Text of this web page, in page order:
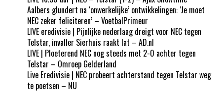
Aalbers glundert na ‘onwerkelijke’ ontwikkelingen: ‘Je moet
NEC zeker feliciteren’ – VoetbalPrimeur
LIVE eredivisie | Pijnlijke nederlaag dreigt voor NEC tegen
Telstar, invaller Sierhuis raakt lat – AD.nl
LIVE | Ploeterend NEC nog steeds met 2-0 achter tegen
Telstar – Omroep Gelderland
Live Eredivisie | NEC probeert achterstand tegen Telstar weg
te poetsen – NU